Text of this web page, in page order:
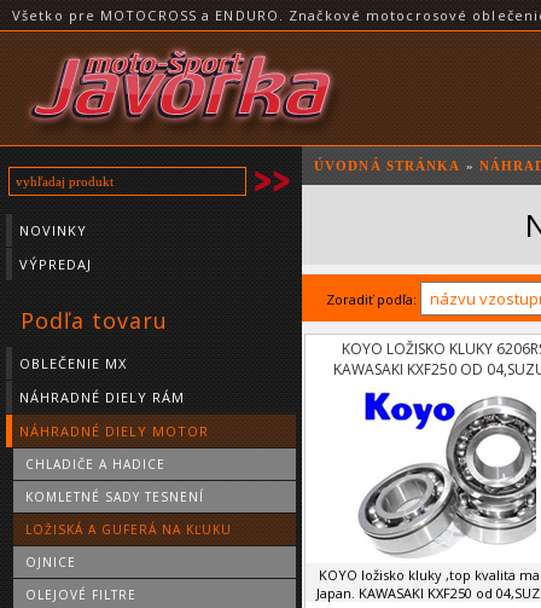
Všetko pre MOTOCROSS a ENDURO. Značkové motocrosové
NOVINKY
VÝPREDAJ
Podľa tovaru
OBLEČENIE MX
NÁHRADNÉ DIELY RÁM
NÁHRADNÉ DIELY MOTOR
CHLADIČE A HADICE
KOMLETNÉ SADY TESNENÍ
LOŽISKÁ A GUFERÁ NA KĽUKU
OJNICE
OLEJOVÉ FILTRE
ÚVODNÁ STRÁNKA »
Zoradiť podľa:
KOYO LOŽISKO KLUKY
KAWASAKI KXF250 OD
KOYO ložisko kluky ,top kvalita
Japan. KAWASAKI KXF250 od